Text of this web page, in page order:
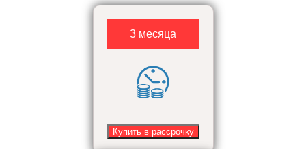
3 месяца
Купить в рассрочку